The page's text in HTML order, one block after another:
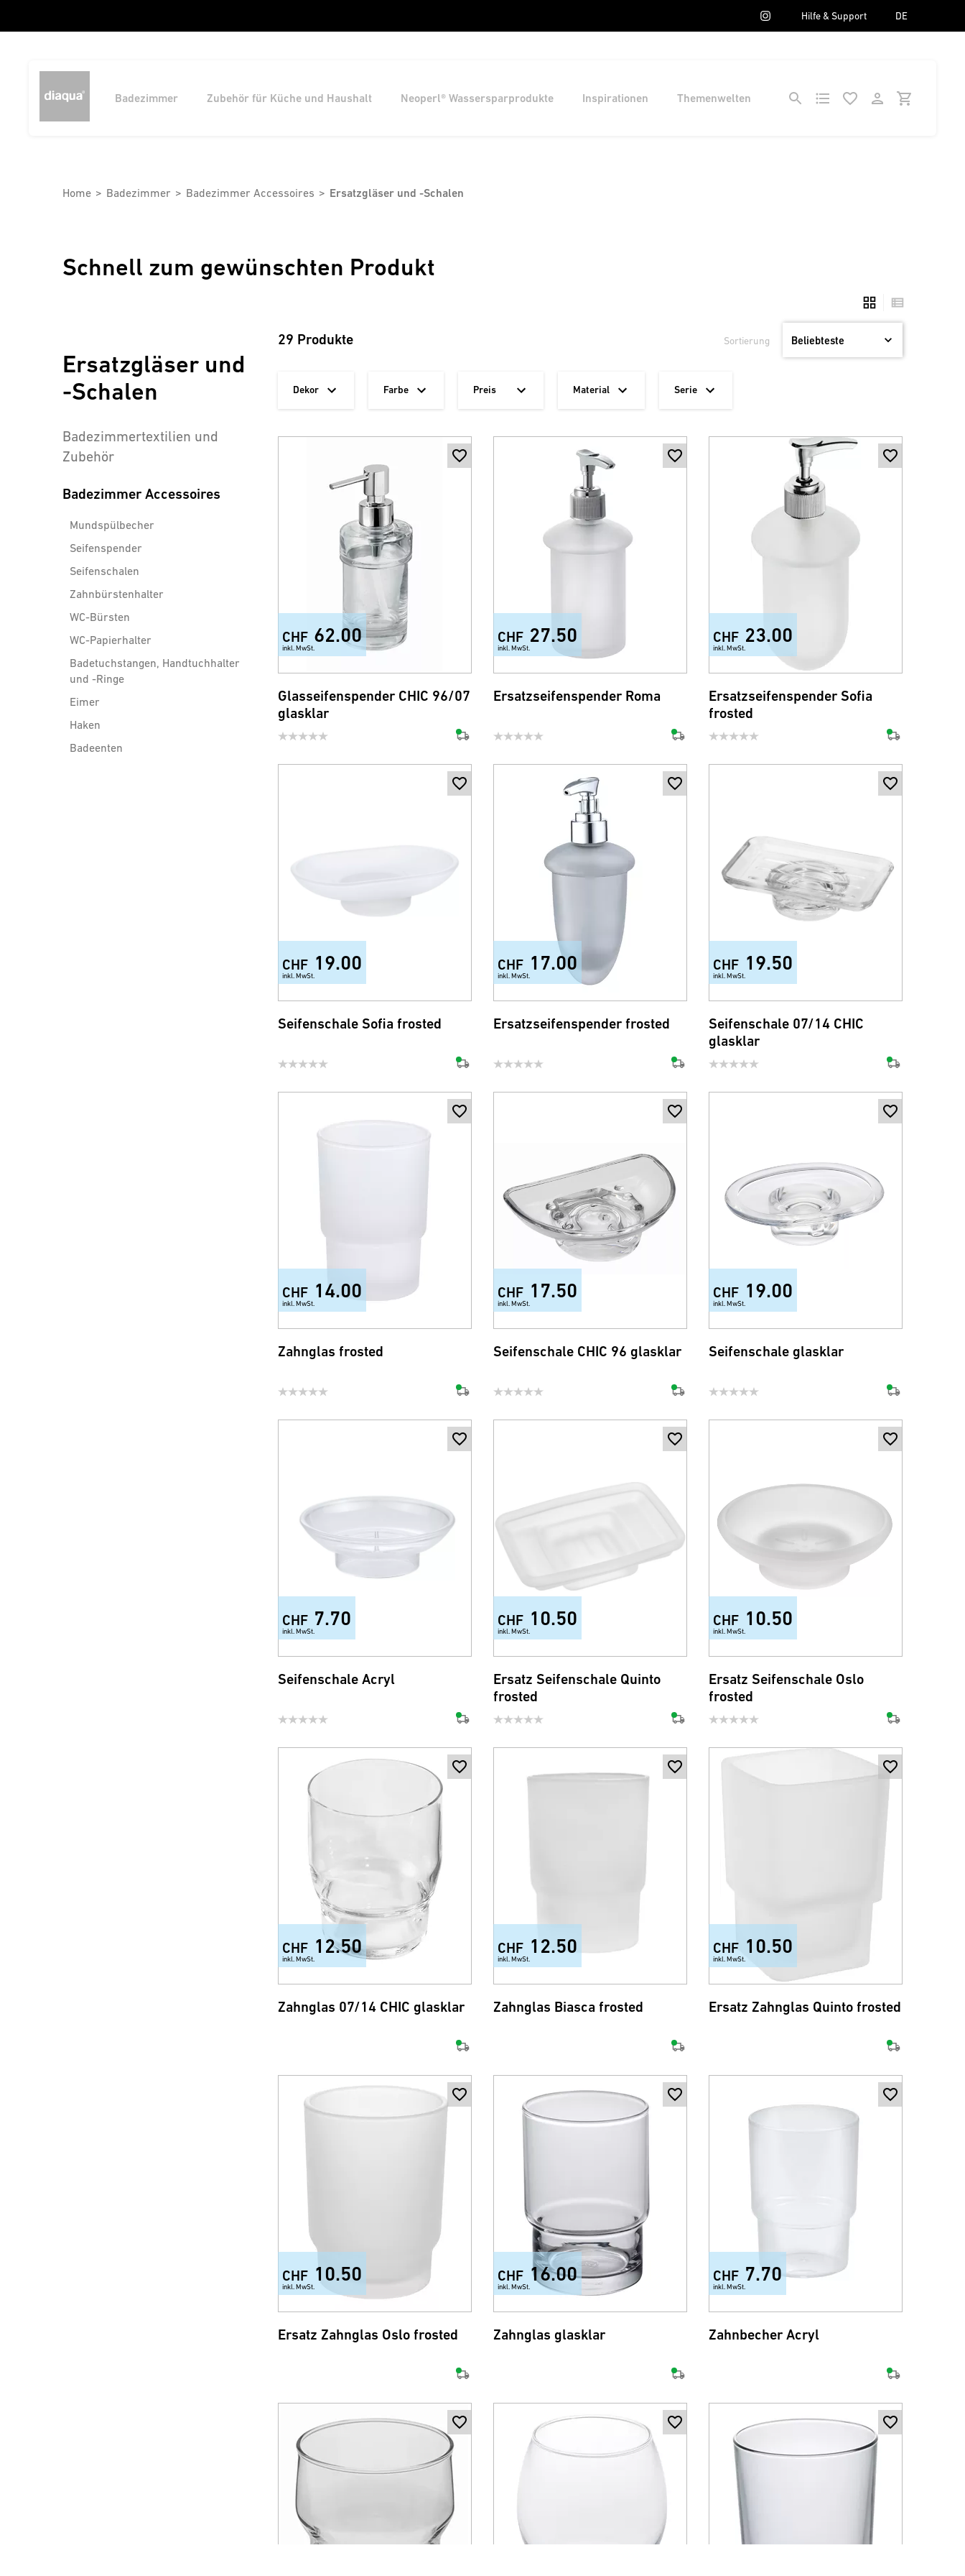
Hilfe & Support DE
Badezimmer Zubehör für Küche und Haushalt Neoperl® Wassersparprodukte Inspirationen Themenwelten
Home Badezimmer Badezimmer Accessoires Ersatzgläser und -Schalen
Schnell zum gewünschten Produkt
Ersatzgläser und
-Schalen
Badezimmertextilien und
Zubehör
Badezimmer Accessoires
Mundspülbecher
Seifenspender
Seifenschalen
Zahnbürstenhalter
WC-Bürsten
WC-Papierhalter
Badetuchstangen, Handtuchhalter
und -Ringe
Eimer
Haken
Badeenten
29 Produkte Sortierung
Dekor Farbe Preis Material Serie
CHF 62.00
inkl. MwSt.
Glasseifenspender CHIC 96/07
glasklar
CHF 27.50
inkl. MwSt.
Ersatzseifenspender Roma
CHF 23.00
inkl. MwSt.
Ersatzseifenspender Sofia
frosted
CHF 19.00
inkl. MwSt.
Seifenschale Sofia frosted
CHF 17.00
inkl. MwSt.
Ersatzseifenspender frosted
CHF 19.50
inkl. MwSt.
Seifenschale 07/14 CHIC
glasklar
CHF 14.00
inkl. MwSt.
Zahnglas frosted
CHF 17.50
inkl. MwSt.
Seifenschale CHIC 96 glasklar
CHF 19.00
inkl. MwSt.
Seifenschale glasklar
CHF 7.70
inkl. MwSt.
Seifenschale Acryl
CHF 10.50
inkl. MwSt.
Ersatz Seifenschale Quinto
frosted
CHF 10.50
inkl. MwSt.
Ersatz Seifenschale Oslo
frosted
CHF 12.50
inkl. MwSt.
Zahnglas 07/14 CHIC glasklar
CHF 12.50
inkl. MwSt.
Zahnglas Biasca frosted
CHF 10.50
inkl. MwSt.
Ersatz Zahnglas Quinto frosted
CHF 10.50
inkl. MwSt.
Ersatz Zahnglas Oslo frosted
CHF 16.00
inkl. MwSt.
Zahnglas glasklar
CHF 7.70
inkl. MwSt.
Zahnbecher Acryl